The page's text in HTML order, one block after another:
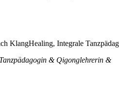
& Qigonglehrerin &